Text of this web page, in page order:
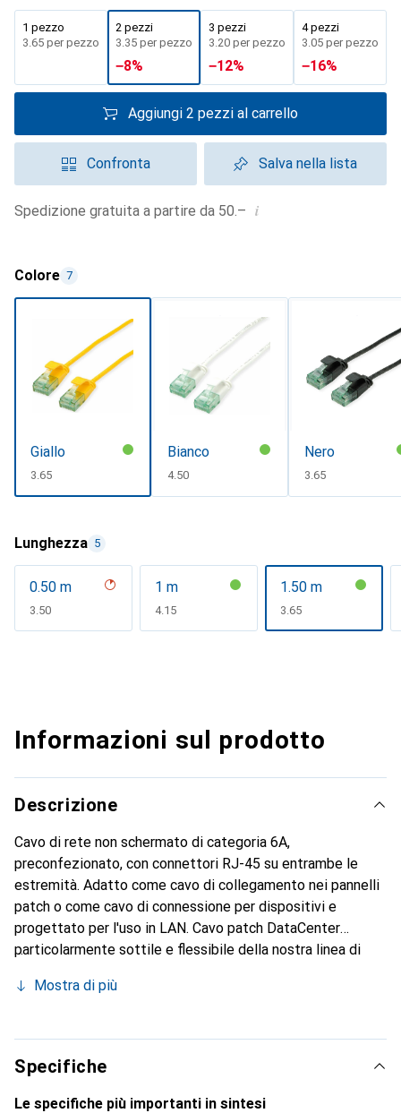
1 pezzo
CHF
3.65 per pezzo
2 pezzi
CHF
3.35 per pezzo
−8%
3 pezzi
CHF
3.20 per pezzo
−12%
4 pezzi
CHF
3.05 per pezzo
−16%
Aggiungi 2 pezzi al carrello
Confronta Salva nella lista
Spedizione gratuita a partire da 50.– i
Colore 7
Giallo
CHF
3.65
Bianco
CHF
4.50
Nero
CHF
3.65
Lunghezza 5
0.50 m
CHF
3.50
1 m
CHF
4.15
1.50 m
CHF
3.65
Informazioni sul prodotto
Descrizione
Cavo di rete non schermato di categoria 6A,
preconfezionato, con connettori RJ-45 su entrambe le
estremità. Adatto come cavo di collegamento nei pannelli
patch o come cavo di connessione per dispositivi e
progettato per l'uso in LAN. Cavo patch DataCenter
particolarmente sottile e flessibile della nostra linea di
ristretti come i data center.
Mostra di più
Specifiche
Le specifiche più importanti in sintesi